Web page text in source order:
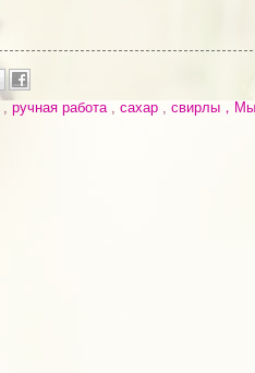
, ручная работа , сахар , свирлы，